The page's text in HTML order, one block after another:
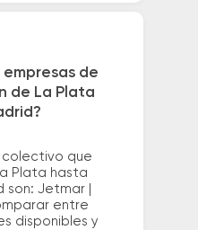
empresas de
de La Plata
colectivo que
Plata hasta
son: Jetmar |
entre
disponibles y